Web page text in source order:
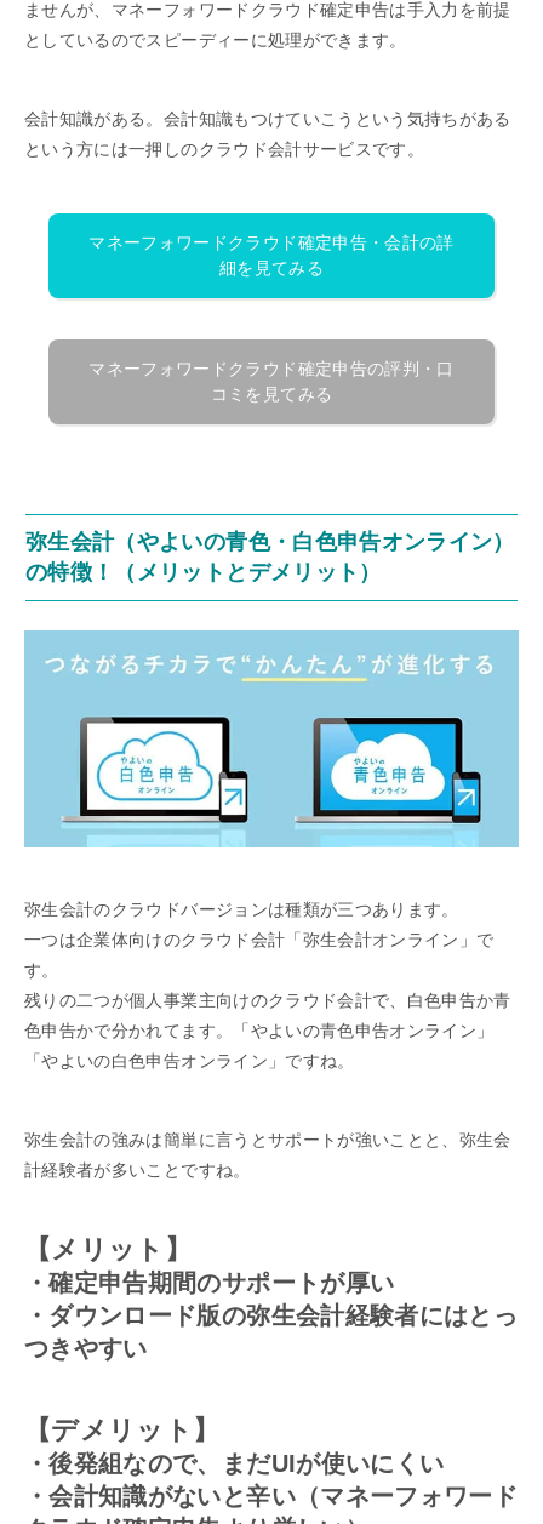
ませんが、マネーフォワードクラウド確定申告は手入力を前提
としているのでスピーディーに処理ができます。
会計知識がある。会計知識もつけていこうという気持ちがある
という方には一押しのクラウド会計サービスです。
マネーフォワードクラウド確定申告・会計の詳
細を見てみる
マネーフォワードクラウド確定申告の評判・口
コミを見てみる
弥生会計（やよいの青色・白色申告オンライン）
の特徴！（メリットとデメリット）
弥生会計のクラウドバージョンは種類が三つあります。
一つは企業体向けのクラウド会計「弥生会計オンライン」で
す。
残りの二つが個人事業主向けのクラウド会計で、白色申告か青
色申告かで分かれてます。「やよいの青色申告オンライン」
「やよいの白色申告オンライン」ですね。
弥生会計の強みは簡単に言うとサポートが強いことと、弥生会
計経験者が多いことですね。
【メリット】
・確定申告期間のサポートが厚い
・ダウンロード版の弥生会計経験者にはとっ
つきやすい
【デメリット】
・後発組なので、まだUIが使いにくい
・会計知識がないと辛い（マネーフォワード